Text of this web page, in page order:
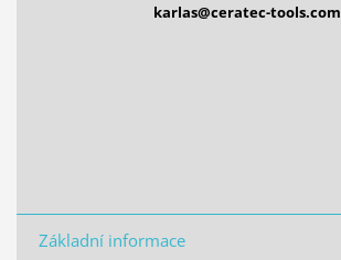
karlas@ceratec-tools.com
Základní informace